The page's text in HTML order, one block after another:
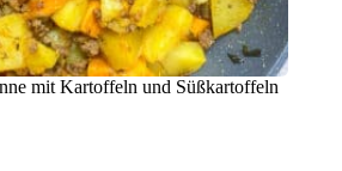
mit Kartoffeln und Süßkartoffeln